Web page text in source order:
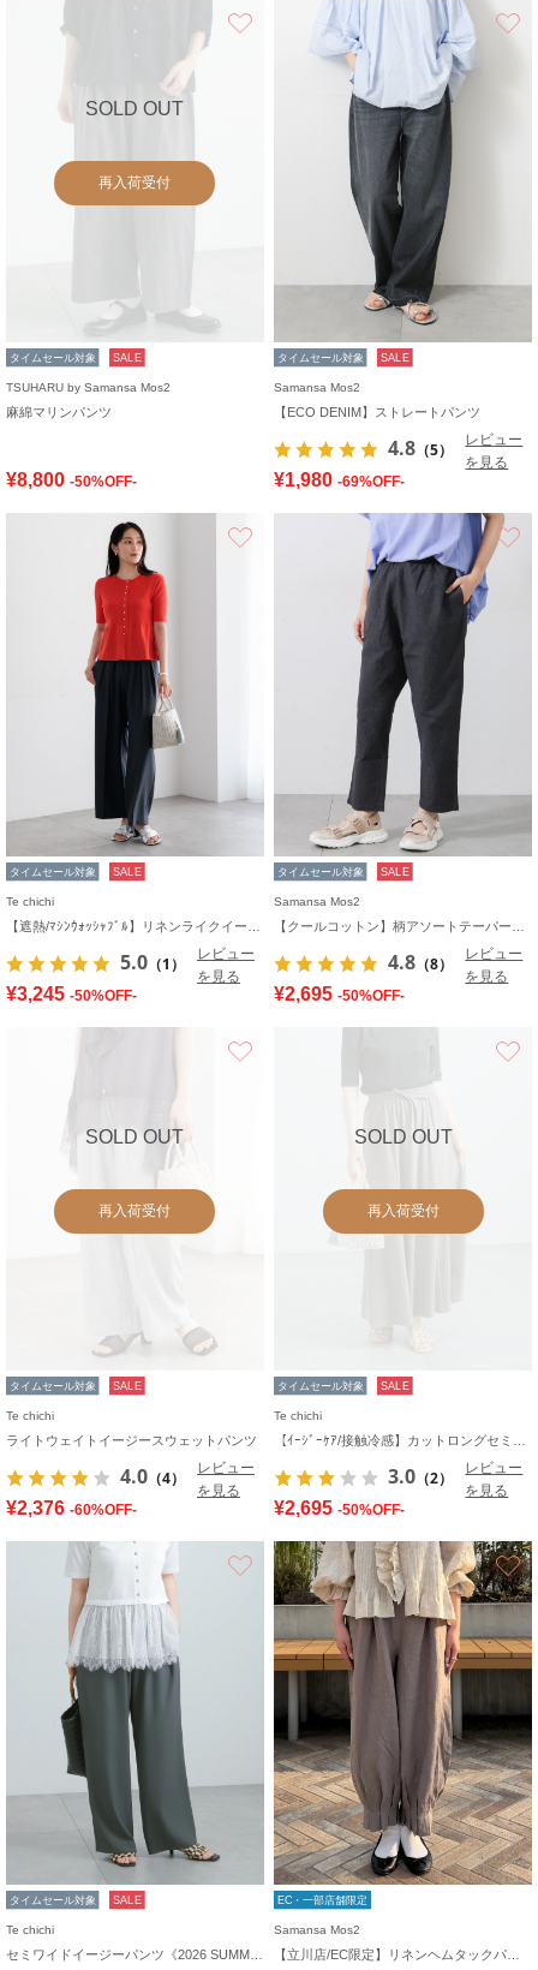
SOLD OUT
再入荷受付
お気に入り
タイムセール対象 SALE
TSUHARU by Samansa Mos2
麻綿マリンパンツ
¥8,800 -50%OFF-
タイムセール対象 SALE
Samansa Mos2
【ECO DENIM】ストレートパンツ
4.8 （5）
レビュー
を見る
¥1,980 -69%OFF-
タイムセール対象 SALE
Te chichi
5.0 （1）
レビュー
を見る
¥3,245 -50%OFF-
タイムセール対象 SALE
Samansa Mos2
4.8 （8）
レビュー
を見る
¥2,695 -50%OFF-
SOLD OUT
再入荷受付
タイムセール対象 SALE
Te chichi
ライトウェイトイージースウェットパンツ
4.0 （4）
レビュー
を見る
¥2,376 -60%OFF-
SOLD OUT
再入荷受付
タイムセール対象 SALE
Te chichi
3.0 （2）
レビュー
を見る
¥2,695 -50%OFF-
お気に入り
タイムセール対象 SALE
Te chichi
EC・一部店舗限定
Samansa Mos2